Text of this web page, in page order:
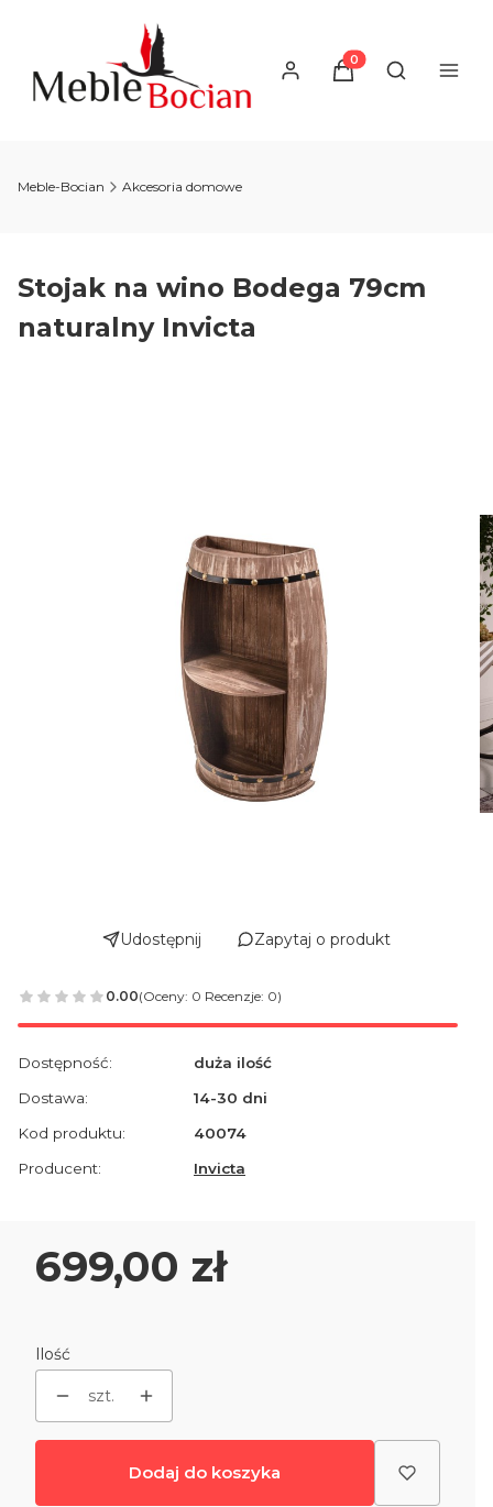
Produkty w
Otwórz
Meble-Bocian Akcesoria domowe
Stojak na wino Bodega 79cm
naturalny Invicta
Udostępnij Zapytaj o produkt
0.00(Oceny: 0 Recenzje: 0)
Dostępność:
duża ilość
Dostawa:
14-30 dni
Kod produktu:
40074
Producent:
Invicta
Cena
699,00 zł
Ilość
szt.
Dodaj do koszyka